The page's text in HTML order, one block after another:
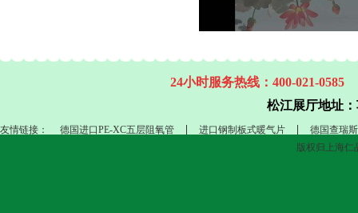
24小时服务热线：400-021-0585
松江展厅地址：
友情链接： 德国进口PE-XC五层阻氧管 进口钢制板式暖气片
德国查瑞斯
版权归上海